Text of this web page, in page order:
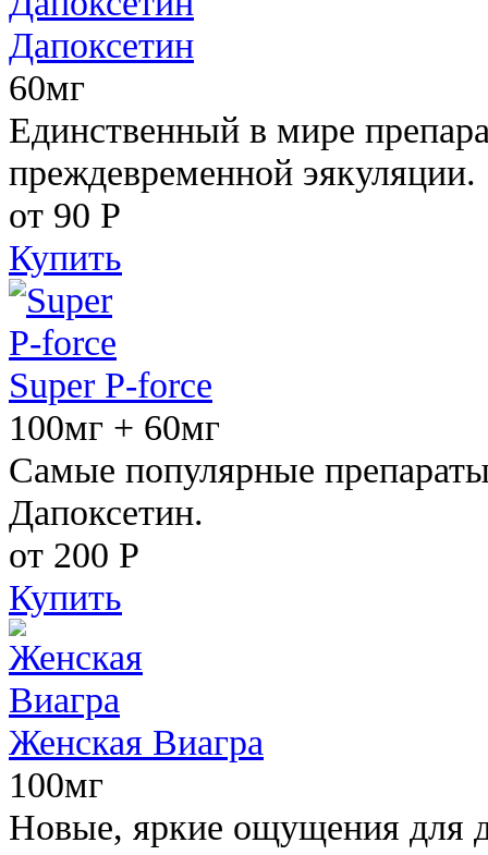
Дапоксетин
60мг
Единственный в мире
преждевременной эякуляции.
от 90 Р
Купить
Super P-force
100мг + 60мг
Самые популярные
Дапоксетин.
от 200 Р
Купить
Женская Виагра
100мг
Новые, яркие ощущения для